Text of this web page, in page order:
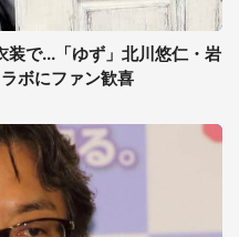
装で...「ゆず」北川悠仁・岩
ボにファン歓喜